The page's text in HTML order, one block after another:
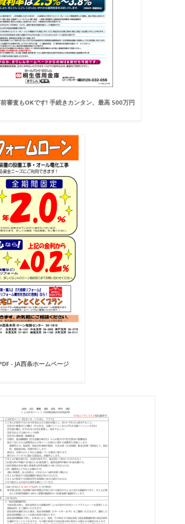
審査もOKです! 手続きカンタン、最高 500万円
- JA西条ホームページ